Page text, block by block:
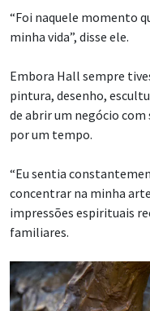
“Foi naquele momento
minha vida”, disse ele.
Embora Hall sempre
pintura, desenho,
de abrir um negócio com
por um tempo.
“Eu sentia
concentrar na minha
impressões espirituais
familiares.